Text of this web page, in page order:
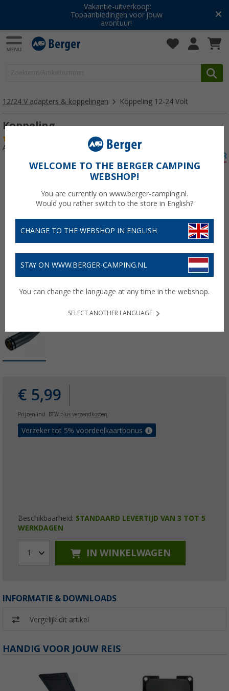
Vakantie-uitverkoop:
Topaanbiedingen voor jouw
avontuur!
12/24 V adapters & koppelingen Koppeling 12-24 Volt
Koppeling
Artikelnr: 140470
€ 5,99
Prijzen incl. BTW plus verzendkosten
Verzeker tot 5% voordeelkaartbonus
Beschikbaarheid: STANDAARD LEVERTIJD VAN 3 TOT 5
WERKDAGEN
1 IN WINKELWAGEN
INFORMATIE & DOWNLOADS
Vergelijk dit artikel
HANDIG VOOR JOUW REIS
WELCOME TO THE BERGER CAMPING
WEBSHOP!
You are currently on www.berger-camping.nl.
Would you rather switch to the store in English?
CHANGE TO THE WEBSHOP IN ENGLISH
STAY ON WWW.BERGER-CAMPING.NL
You can change the language at any time in the webshop.
SELECT ANOTHER LANGUAGE